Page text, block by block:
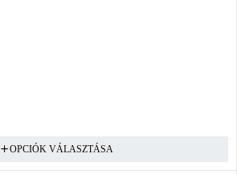
OPCIÓK VÁLASZTÁSA